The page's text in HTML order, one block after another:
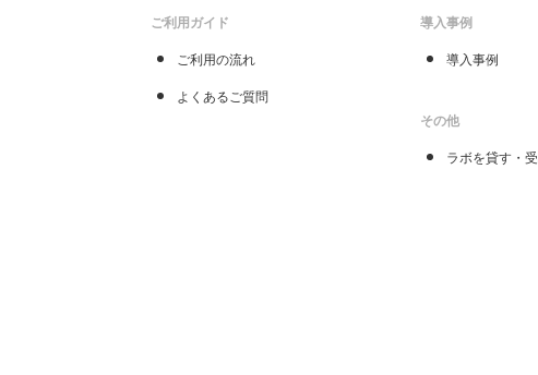
ご利用ガイド
ご利用の流れ
よくあるご質問
導入事例
導入事例
その他
ラボを貸す・